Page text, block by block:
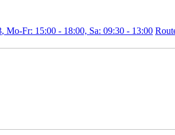
, Mo-Fr: 15:00 - 18:00, Sa: 09:30 - 13:00